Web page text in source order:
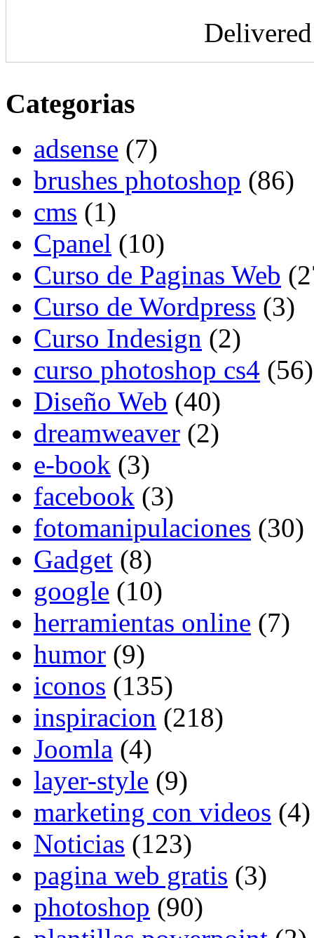
Categorias
adsense (7)
brushes photoshop (86)
cms (1)
Cpanel (10)
Curso de Paginas Web
Curso de Wordpress (3)
Curso Indesign (2)
curso photoshop cs4 (56)
Diseño Web (40)
dreamweaver (2)
e-book (3)
facebook (3)
fotomanipulaciones (30)
Gadget (8)
google (10)
herramientas online (7)
humor (9)
iconos (135)
inspiracion (218)
Joomla (4)
layer-style (9)
marketing con videos (4)
Noticias (123)
pagina web gratis (3)
photoshop (90)